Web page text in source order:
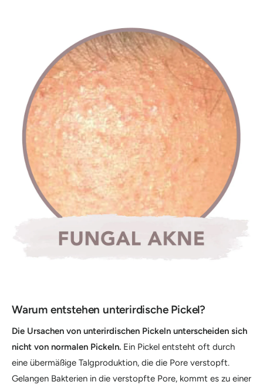
Warum entstehen unterirdische Pickel?
Die Ursachen von unterirdischen Pickeln unterscheiden sich
nicht von normalen Pickeln. Ein Pickel entsteht oft durch
eine übermäßige Talgproduktion, die die Pore verstopft.
Gelangen Bakterien in die verstopfte Pore, kommt es zu einer